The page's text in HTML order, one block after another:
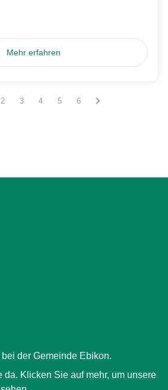
Mehr erfahren
sur la page
Vous êtes sur la page
2 Vous êtes sur la page
3 Vous êtes sur la page
4 Vous êtes sur la page
5 Vous êtes sur la page
6
der Gemeinde Ebikon.
da. Klicken Sie auf mehr, um unsere